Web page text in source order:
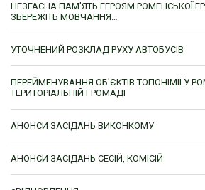
НЕЗГАСНА ПАМ’ЯТЬ ГЕРОЯМ РОМЕНСЬКОЇ
ЗБЕРЕЖІТЬ МОВЧАННЯ…
УТОЧНЕНИЙ РОЗКЛАД РУХУ АВТОБУСІВ
ПЕРЕЙМЕНУВАННЯ ОБ’ЄКТІВ ТОПОНІМІЇ У
ТЕРИТОРІАЛЬНІЙ ГРОМАДІ
АНОНСИ ЗАСІДАНЬ ВИКОНКОМУ
АНОНСИ ЗАСІДАНЬ СЕСІЙ, КОМІСІЙ